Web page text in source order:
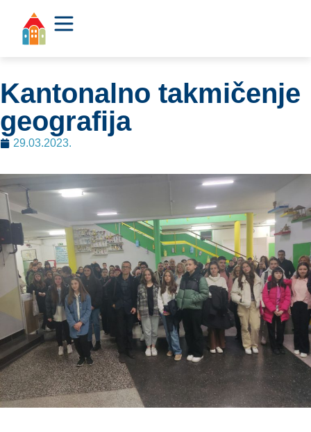
Kantonalno takmičenje
geografija
29.03.2023.